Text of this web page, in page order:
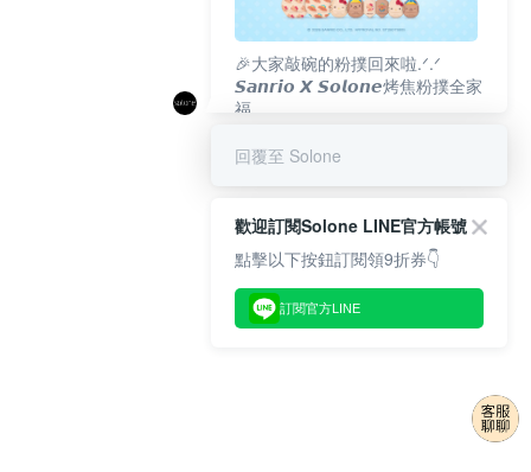
🎉大家敲碗的粉撲回來啦.ᐟ‪‪.ᐟ
𝙎𝙖𝙣𝙧𝙞𝙤 𝙓 𝙎𝙤𝙡𝙤𝙣𝙚烤焦粉撲全家
福
回覆至 Solone
歡迎訂閱Solone LINE官方帳號
點擊以下按鈕訂閱領9折券👇
訂閱官方LINE